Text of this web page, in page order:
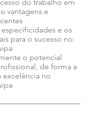
do trabalho em
vantagens e
especificidades e os
para o sucesso no
o potencial
de forma a
excelência no